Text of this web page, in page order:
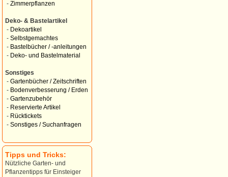
- Zimmerpflanzen
Deko- & Bastelartikel
- Dekoartikel
- Selbstgemachtes
- Bastelbücher / -anleitungen
- Deko- und Bastelmaterial
Sonstiges
- Gartenbücher / Zeitschriften
- Bodenverbesserung / Erden
- Gartenzubehör
- Reservierte Artikel
- Rücktickets
- Sonstiges / Suchanfragen
Tipps und Tricks:
Nützliche Garten- und
Pflanzentipps für Einsteiger